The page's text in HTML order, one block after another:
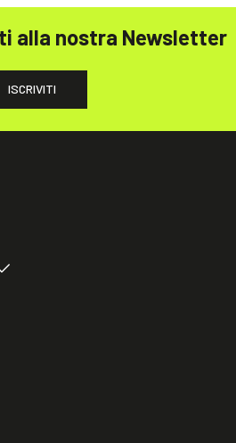
alla nostra Newsletter
ISCRIVITI